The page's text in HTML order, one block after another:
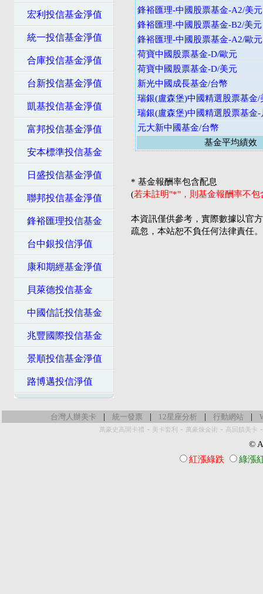
宏利投信基金淨值
統一投信基金淨值
合庫投信基金淨值
台新投信基金淨值
凱基投信基金淨值
富邦投信基金淨值
安本標準投信基金
日盛投信基金淨值
聯邦投信基金淨值
鋒裕匯理投信基金
台中銀投信淨值
康和期經基金淨值
貝萊德投信基金
中國信託投信基金
兆豐國際投信基金
景順投信基金淨值
路博邁投信淨值
鋒裕匯理-中國股票基金-A2/美元
鋒裕匯理-中國股票基金-B2/美元
鋒裕匯理-中國股票基金-A2/歐元
荷寶中國股票基金-D/歐元
荷寶中國股票基金-D/美元
新光中國成長基金/台幣
瑞銀(盧森堡)中國精選股票基金/
瑞銀(盧森堡)中國精選股票基金
元大新中國基金/台幣
基金平均績效
* 基金報酬率包含配息
(若未註明"*"，則基金報酬率不
本資訊僅供參考，實際數據以官
疏忽，本站恕不負任何法律責任。
台灣人辦美卡 | 統一發票 | 12星座分析 | 行動網站 |
萬豪史高開卡禮 - 美卡套利 - 萬豪煉金術 - 高回饋美卡
©
紅漲綠跌
綠漲